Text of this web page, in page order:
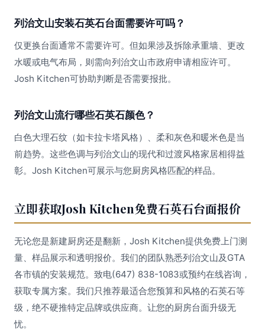
列治文山安装石英石台面需要许可吗？
仅更换台面通常不需要许可。但如果涉及拆除承重墙、更改
水暖或电气布局，则需向列治文山市政府申请相应许可。
Josh Kitchen可协助判断是否需要报批。
列治文山流行哪些石英石颜色？
白色大理石纹（如卡拉卡塔风格）、柔和灰色和暖米色是当
前趋势。这些色调与列治文山的现代和过渡风格家居相得益
彰。Josh Kitchen可展示与您厨房风格匹配的样品。
立即获取Josh Kitchen免费石英石台面报价
无论您是新建厨房还是翻新，Josh Kitchen提供免费上门测
量、样品展示和透明报价。我们的团队熟悉列治文山及GTA
各市镇的安装规范。致电(647) 838-1083或预约在线咨询，
获取专属方案。我们只推荐最适合您预算和风格的石英石等
级，绝不硬推特定品牌或供应商。让您的厨房台面升级无
忧。